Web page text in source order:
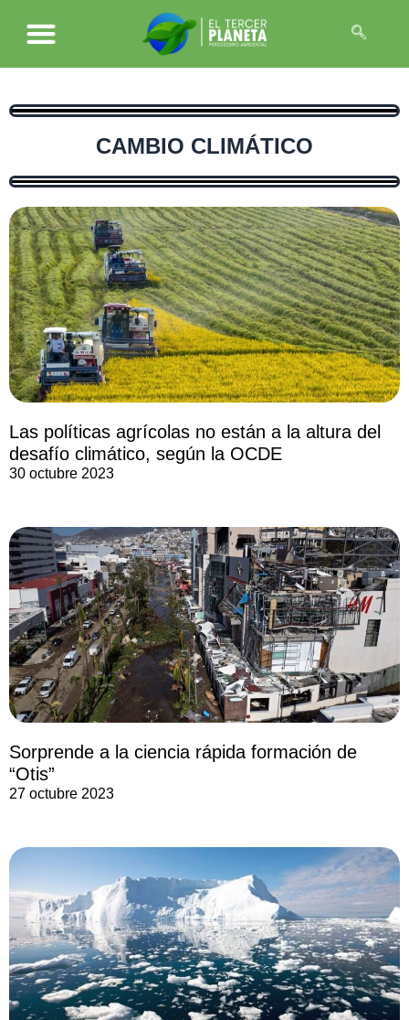
CAMBIO CLIMÁTICO
Las políticas agrícolas no están a la altura del
desafío climático, según la OCDE
30 octubre 2023
Sorprende a la ciencia rápida formación de
“Otis”
27 octubre 2023